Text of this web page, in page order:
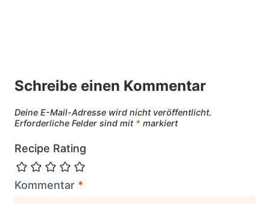
Schreibe einen Kommentar
Deine E-Mail-Adresse wird nicht veröffentlicht.
Erforderliche Felder sind mit * markiert
Recipe Rating
Kommentar *